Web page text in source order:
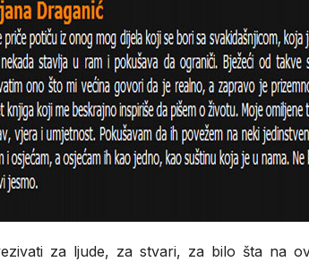
za ljude, za stvari, za bilo šta na